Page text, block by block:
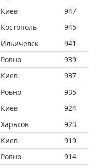
Киев
947
Костополь
945
Ильичевск
941
Ровно
939
Киев
937
Ровно
935
Киев
924
Харьков
923
Киев
919
Ровно
914